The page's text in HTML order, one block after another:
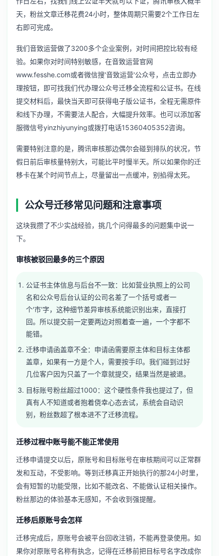
天，粉丝文章迁移花费24小时，整体周期只需要2个工作日左
右即可完成。
我们音致运营做了3200多个企业案例，对时间把控比较有经
验。如果你对时间特别敏感，在音致运营官网
www.fesshe.com或者微信搜'音致运营'公众号，点击立即办
理按钮，即可找我们代办理公众号迁移全流程和公证书。在线
提交材料后，最快当天即可获得电子版公证书，全程无需原件
和线下办理，不需要法人配合，大幅提升效率。也可以添加客
服微信号yinzhiyunying或拨打电话15360405352咨询。
需要特别注意的是，腾讯审核那边偶尔会碰到排队的状况，节
假日前后审核量特别大，可能比平时慢半天。所以如果你的迁
移卡在某个时间节点上，尽量留出一点缓冲，别掐得太死。
公众号迁移常见问题和注意事项
这块我攒了不少实战经验，挑几个问得最多的问题集中说一
下。
审核被驳回最多的三个原因
公证书主体信息与后台不一致：比如营业执照上的公司
名和公众号后台认证的公司名差了一个括号或者一
个'市'字，这种细节差异审核系统能识别出来，直接打
回。所以提交前一定要两边对照着查一遍，一个字都不
能错。
迁移申请函盖章不全：申请函需要原主体和目标主体都
盖章，如果有一方是个人，需要按手印。我们碰到过好
几位客户因为只盖了一个章就提交，结果当然是被退。
目标账号粉丝超过1000：这个硬性条件我也提过了，但
真有人不知道或者抱着侥幸心态去试，系统会自动识
别，粉丝数超了根本进不了迁移流程。
迁移过程中账号能不能正常使用
迁移申请提交以后，原账号和目标账号在审核期间可以正常群
发和互动，不受影响。等到迁移真正开始执行的那24小时里，
会有短暂的功能受限，比如不能改名、不能做认证相关操作。
粉丝那边的体验基本无感知，不会收到强提醒。
迁移后原账号会怎样
迁移完成后，原账号会被平台回收注销，不能再登录使用。如
果你对原账号名称有执念，记得在迁移前把目标号名字改成你